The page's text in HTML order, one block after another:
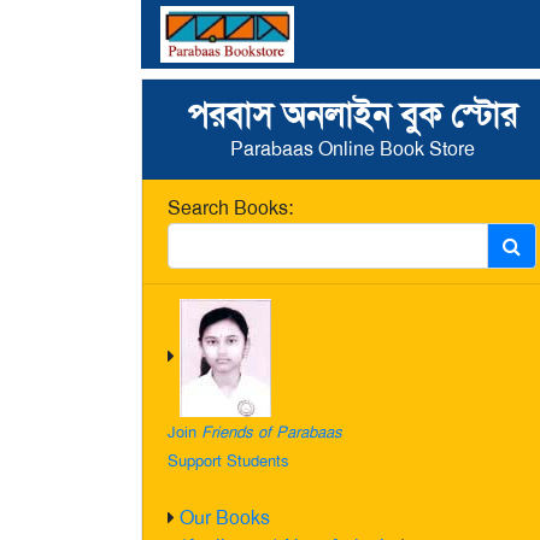
পরবাস অনলাইন বুক স্টোর
Parabaas Online Book Store
Search Books:
Join Friends of Parabaas
Support Students
Our Books